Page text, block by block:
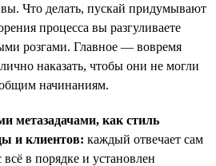
Что делать, пускай придумывают
процесса вы разгуливаете
розгами. Главное — вовремя
наказать, чтобы они не могли
начинаниям.
метазадачами, как стиль
и клиентов: каждый отвечает сам
в порядке и установлен